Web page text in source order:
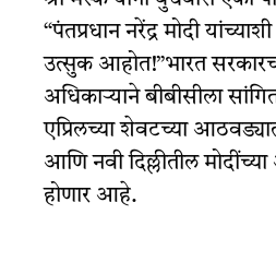
“पंतप्रधान नरेंद्र मोदी
उत्सुक आहोत!”भारत
अधिकाऱ्याने बीबीसीला
एप्रिलच्या शेवटच्या
आणि नवी दिल्लीतील
होणार आहे.